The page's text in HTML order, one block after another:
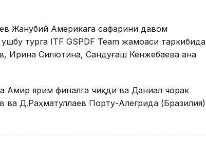
Жанубий Америкага сафарини давом
турга ITF GSPDF Team жамоаси таркибида
Ирина Силютина, Сандуғаш Кенжебаева ана
Амир ярим финалга чиқди ва Даниал чорак
Д.Раҳматуллаев Порту-Алегрида (Бразилия)